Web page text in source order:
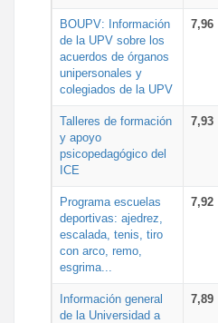
BOUPV: Información
de la UPV sobre los
acuerdos de órganos
unipersonales y
colegiados de la UPV
7,96
Talleres de formación
y apoyo
psicopedagógico del
ICE
7,93
Programa escuelas
deportivas: ajedrez,
escalada, tenis, tiro
con arco, remo,
esgrima...
7,92
Información general
de la Universidad a
7,89